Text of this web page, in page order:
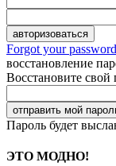
Forgot your
восстановление
Восстановите свой
Пароль будет
ЭТО МОДНО!